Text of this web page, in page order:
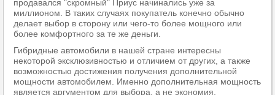
продавался "скромный" Приус начинались уже за
миллионом. В таких случаях покупатель конечно обычно
делает выбор в сторону или чего-то более мощного или
более комфортного за те же деньги.
Гибридные автомобили в нашей стране интересны
некоторой эксклюзивностью и отличием от других, а также
возможностью достижения получения дополнительной
мощности автомобилем. Именно дополнительная мощность
является аргументом для выбора, а не экономия.